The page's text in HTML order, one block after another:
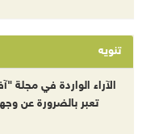
تنويه
الآراء الواردة في مجلة
تعبر بالضرورة عن